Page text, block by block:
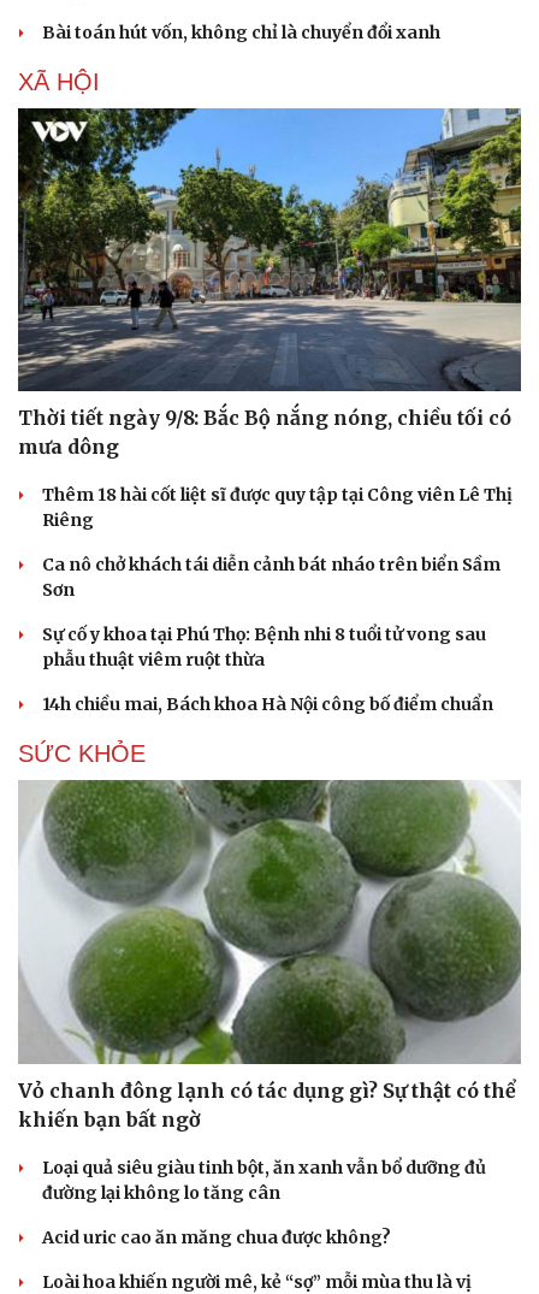
Bài toán hút vốn, không chỉ là chuyển đổi xanh
XÃ HỘI
Thời tiết ngày 9/8: Bắc Bộ nắng nóng, chiều tối có
mưa dông
Thêm 18 hài cốt liệt sĩ được quy tập tại Công viên Lê Thị
Riêng
Ca nô chở khách tái diễn cảnh bát nháo trên biển Sầm
Sơn
Sự cố y khoa tại Phú Thọ: Bệnh nhi 8 tuổi tử vong sau
phẫu thuật viêm ruột thừa
14h chiều mai, Bách khoa Hà Nội công bố điểm chuẩn
SỨC KHỎE
Vỏ chanh đông lạnh có tác dụng gì? Sự thật có thể
khiến bạn bất ngờ
Loại quả siêu giàu tinh bột, ăn xanh vẫn bổ dưỡng đủ
đường lại không lo tăng cân
Acid uric cao ăn măng chua được không?
Loài hoa khiến người mê, kẻ “sợ” mỗi mùa thu là vị